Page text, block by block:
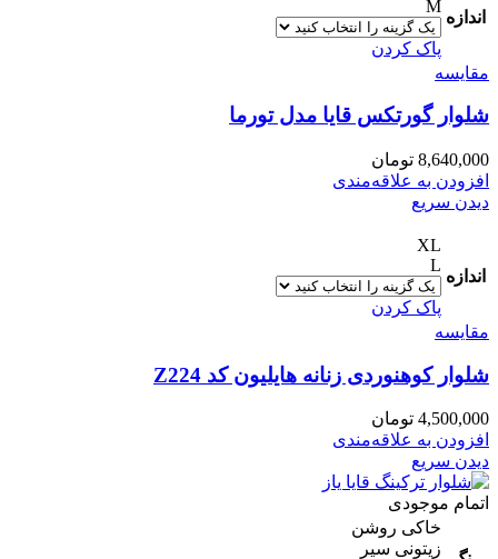
اندازه
M
پاک کردن
مقایسه
شلوار گورتکس قایا مدل تورما
8,640,000 تومان
افزودن به علاقه‌مندی
دیدن سریع
اندازه
XL
L
پاک کردن
مقایسه
شلوار کوهنوردی زنانه هایلیون کد Z224
4,500,000 تومان
افزودن به علاقه‌مندی
دیدن سریع
اتمام موجودی
خاکی روشن
زیتونی سیر